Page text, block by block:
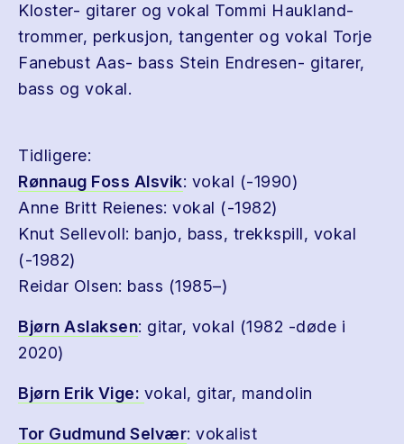
Kloster- gitarer og vokal Tommi Haukland-
trommer, perkusjon, tangenter og vokal Torje
Fanebust Aas- bass Stein Endresen- gitarer,
bass og vokal.
Tidligere:
Rønnaug Foss Alsvik: vokal (-1990)
Anne Britt Reienes: vokal (-1982)
Knut Sellevoll: banjo, bass, trekkspill, vokal
(-1982)
Reidar Olsen: bass (1985–)
Bjørn Aslaksen: gitar, vokal (1982 -døde i
2020)
Bjørn Erik Vige: vokal, gitar, mandolin
Tor Gudmund Selvær: vokalist